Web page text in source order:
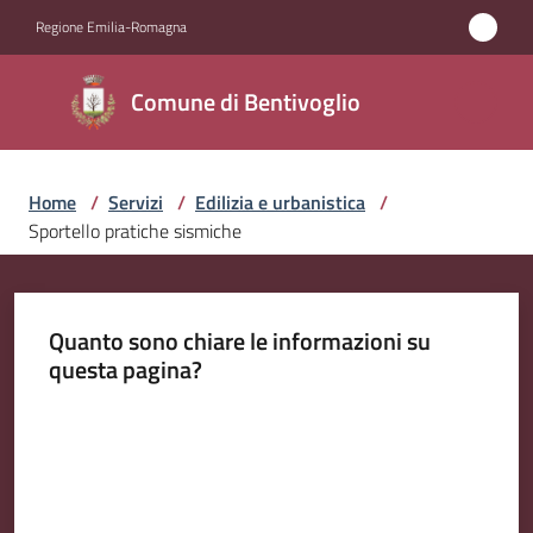
Regione Emilia-Romagna
Comune di Bentivoglio
Comune di
Bentivoglio
Amministrazione
Servizi
Menu selezionato
Home / Servizi / Edilizia e urbanistica /
Sportello pratiche sismiche
Quanto sono chiare le informazioni su
questa pagina?